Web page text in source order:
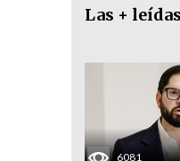
Las + leídas
6081